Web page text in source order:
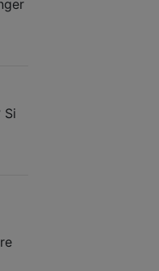
Si